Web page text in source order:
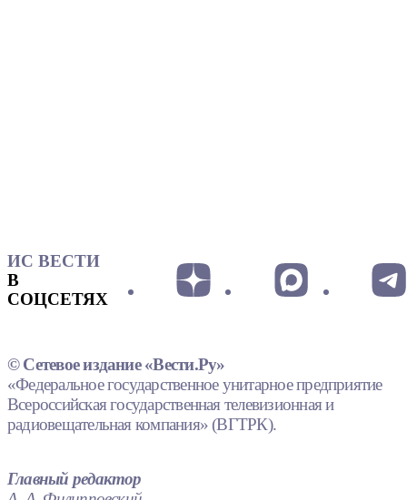
ИС ВЕСТИ
В
СОЦСЕТЯХ
© Сетевое издание «Вести.Ру»
«Федеральное государственное унитарное предприятие
Всероссийская государственная телевизионная и
радиовещательная компания» (ВГТРК).
Главный редактор